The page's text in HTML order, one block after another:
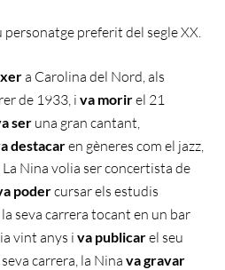
preferit del segle XX.
a Carolina del Nord, als
de 1933, i va morirel 21
ser una gran cantant,
destacaren gèneres com el jazz,
Nina volia ser concertista de
podercursar els estudis
la seva carrera tocant en un bar
vint anys i va publicarel seu
carrera, la Nina va gravar